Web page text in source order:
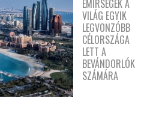
EMÍRSÉGEK A
VILÁG EGYIK
LEGVONZÓBB
CÉLORSZÁGA
LETT A
BEVÁNDORLÓK
SZÁMÁRA